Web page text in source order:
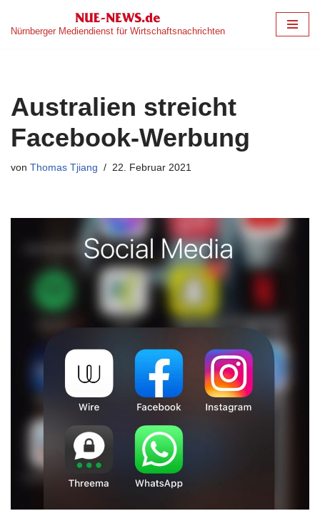
Zum
Nürnberger Mediendienst für Wirtschaftsnachrichten
Australien streicht
Facebook-Werbung
von Thomas Tjiang 22. Februar 2021